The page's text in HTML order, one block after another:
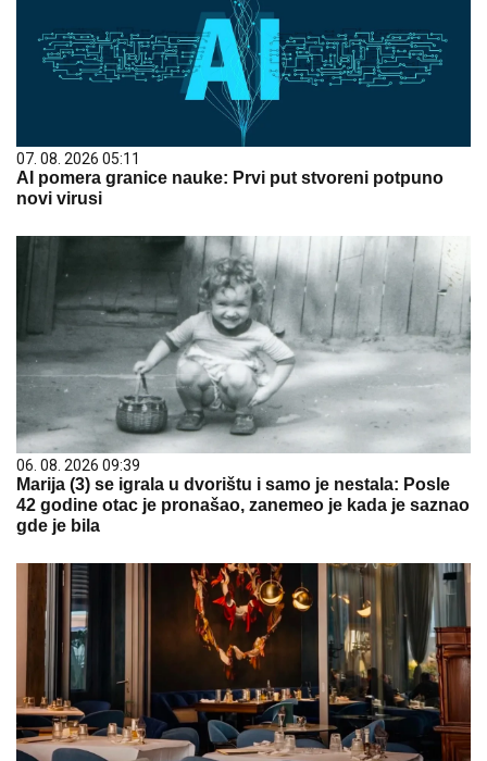
07. 08. 2026 05:11
AI pomera granice nauke: Prvi put stvoreni potpuno
novi virusi
06. 08. 2026 09:39
Marija (3) se igrala u dvorištu i samo je nestala: Posle
42 godine otac je pronašao, zanemeo je kada je saznao
gde je bila